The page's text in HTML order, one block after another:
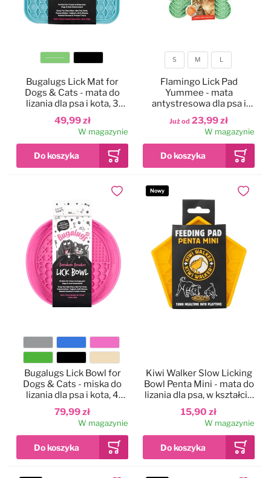
Kolor
49,99 zł
Bugalugs Lick Mat for
Dogs & Cats - mata do
lizania dla psa i kota, 3
rodzaje wypustek
W magazynie
Rozmiar
S M L
Już od 23,99 zł
Flamingo Lick Pad
Yummee - mata
antystresowa dla psa i
kota do lizania, z
przyssawkami
W magazynie
79,99 zł
Bugalugs Lick Bowl for
Dogs & Cats - miska do
lizania dla psa i kota, 4
rodzaje wypustek
W magazynie
Dodaj do ulubionych
Nowy
15,90 zł
Kiwi Walker Slow Licking
Bowl Penta Mini - mata do
lizania dla psa, w kształcie
pięciokąta
W magazynie
Dodaj